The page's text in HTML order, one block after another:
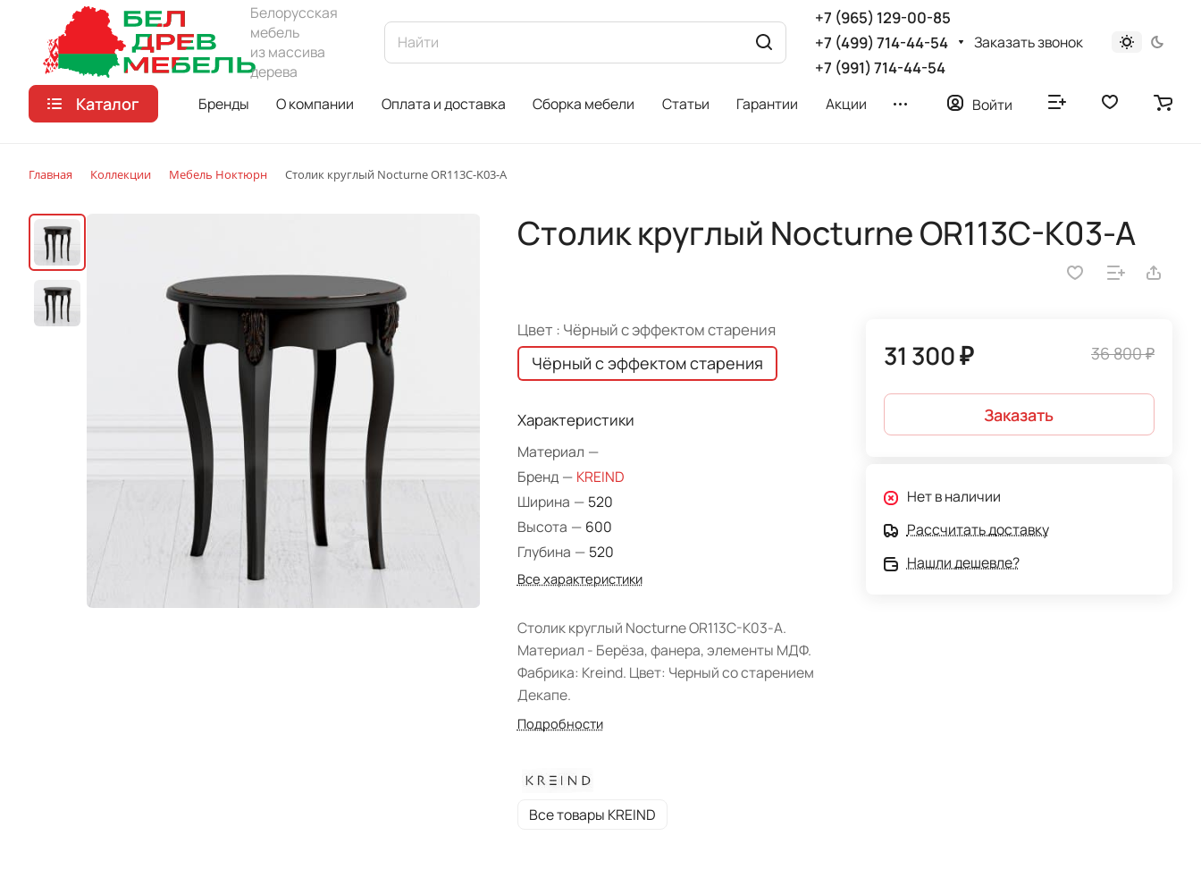
Белорусская
мебель
из массива
дерева
+7 (965) 129-00-85
+7 (499) 714-44-54
+7 (991) 714-44-54
Заказать звонок
Каталог Бренды О компании Оплата и доставка Сборка мебели Статьи Гарантии Акции Войти
Главная Коллекции Мебель Ноктюрн Столик круглый Nocturne OR113C-K03-A
Столик круглый Nocturne OR113C-K03-A
Цвет : Чёрный с эффектом старения
Чёрный с эффектом старения
Характеристики
Материал —
Бренд — KREIND
Ширина — 520
Высота — 600
Глубина — 520
Все характеристики
Столик круглый Nocturne OR113C-K03-A.
Материал - Берёза, фанера, элементы МДФ.
Фабрика: Kreind. Цвет: Черный со старением
Декапе.
Подробности
Все товары KREIND
31 300 ₽ 36 800 ₽
Заказать
Нет в наличии
Рассчитать доставку
Нашли дешевле?